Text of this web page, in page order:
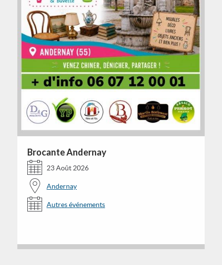
Brocante Andernay
23 Août 2026
Andernay
Autres événements